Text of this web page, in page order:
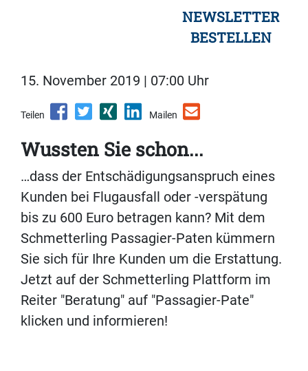
NEWSLETTER
BESTELLEN
15. November 2019 | 07:00 Uhr
Teilen Mailen
Wussten Sie schon...
…dass der Entschädigungsanspruch eines
Kunden bei Flugausfall oder -verspätung
bis zu 600 Euro betragen kann? Mit dem
Schmetterling Passagier-Paten kümmern
Sie sich für Ihre Kunden um die Erstattung.
Jetzt auf der Schmetterling Plattform im
Reiter "Beratung" auf "Passagier-Pate"
klicken und informieren!